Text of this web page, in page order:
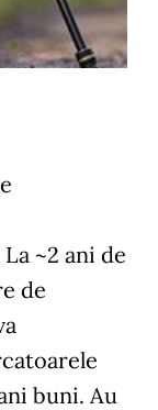
La ~2 ani de
de
buni. Au